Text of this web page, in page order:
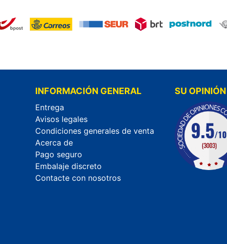
INFORMACIÓN GENERAL
Entrega
Avisos legales
Condiciones generales de venta
Acerca de
Pago seguro
Embalaje discreto
Contacte con nosotros
SU OPINIÓN